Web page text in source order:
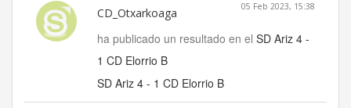
CD_Otxarkoaga 05 Feb 2023, 15:38
ha publicado un resultado en el SD Ariz 4 -
1 CD Elorrio B
SD Ariz 4 - 1 CD Elorrio B